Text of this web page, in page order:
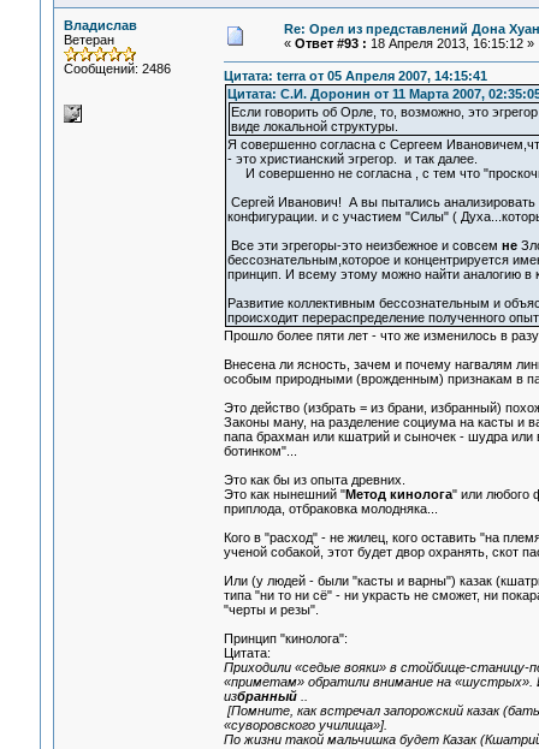
Владислав
Ветеран
Сообщений: 2486
Re: Орел из представлений Дона
« Ответ #93 : 18 Апреля 2013, 16:15:12 »
Цитата: terra от 05 Апреля 2007, 14:15:41
Цитата: С.И. Доронин от 11 Марта 2007,
Если говорить об Орле, то, возможно, это
виде локальной структуры.
Я совершенно согласна с Сергеем
- это христианский эгрегор. и так далее.
И совершенно не согласна , с тем что
Сергей Иванович! А вы пытались анализировать
конфигурации. и с участием "Силы" (
Все эти эгрегоры-это неизбежное и совсем не
бессознательным,которое и концентрируется
принцип. И всему этому можно найти аналогию в
Развитие коллективным бессознательным и
происходит перераспределение полученного
Прошло более пяти лет - что же изменилось в
Внесена ли ясность, зачем и почему нагвалям
особым природными (врожденным) признакам в
Это действо (избрать = из брани, избранный)
Законы ману, на разделение социума на касты и
папа брахман или кшатрий и сыночек - шудра или
ботинком"...
Это как бы из опыта древних.
Это как нынешний "Метод кинолога" или любого
приплода, отбраковка молодняка...
Кого в "расход" - не жилец, кого оставить "на
ученой собакой, этот будет двор охранять, скот
Или (у людей - были "касты и варны") казак
типа "ни то ни сё" - ни украсть не сможет, ни
"черты и резы".
Принцип "кинолога":
Цитата:
Приходили «седые вояки» в стойбище-станицу-
«приметам» обратили внимание на «шустрых».
избранный..
[Помните, как встречал запорожский казак
«суворовского училища»].
По жизни такой мальчишка будет Казак